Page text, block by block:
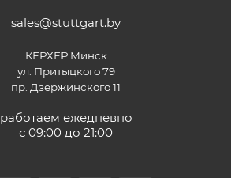
sales@stuttgart.by
КЕРХЕР Минск
ул. Притыцкого 79
пр. Дзержинского 11
работаем ежедневно
с 09:00 до 21:00